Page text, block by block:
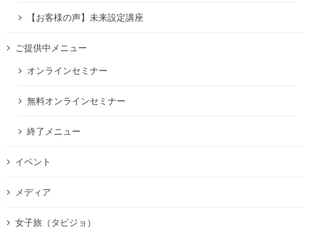
【お客様の声】未来設定講座
ご提供中メニュー
オンラインセミナー
無料オンラインセミナー
終了メニュー
イベント
メディア
女子旅（タビジョ）